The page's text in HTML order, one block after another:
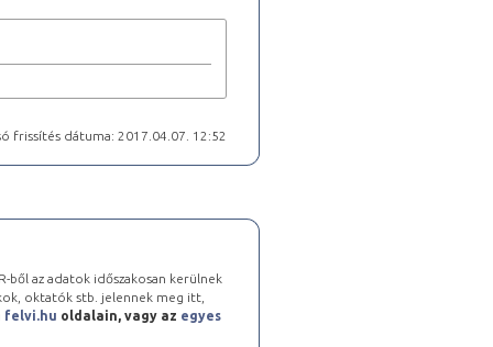
frissítés dátuma: 2017.04.07. 12:52
ből az adatok időszakosan kerülnek
oktatók stb. jelennek meg itt,
felvi.hu oldalain, vagy az egyes